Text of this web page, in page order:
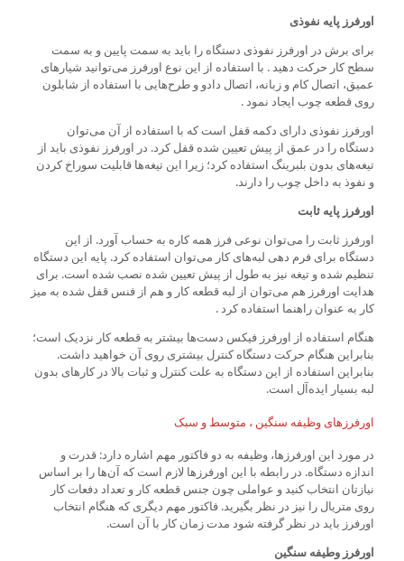
اورفرز پایه نفوذی
برای برش در اورفرز نفوذی دستگاه را باید به سمت پایین و به سمت
سطح کار حرکت دهید . با استفاده از این نوع اورفرز می‌توانید شیارهای
عمیق، اتصال کام و زبانه، اتصال دادو و طرح‌هایی با استفاده از شابلون
روی قطعه چوب ایجاد نمود .
اورفرز نفوذی دارای دکمه قفل است که با استفاده از آن می‌توان
دستگاه را در عمق از پیش تعیین شده قفل کرد. در اورفرز نفوذی باید از
تیغه‌های بدون بلبرینگ استفاده کرد؛ زیرا این تیغه‌ها قابلیت سوراخ کردن
و نفوذ به داخل چوب را دارند.
اورفرز پایه ثابت
اورفرز ثابت را می‌توان نوعی فرز همه کاره به حساب آورد. از این
دستگاه برای فرم دهی لبه‌های کار می‌توان استفاده کرد. پایه این دستگاه
تنظیم شده و تیغه نیز به طول از پیش تعیین شده نصب شده است. برای
هدایت اورفرز هم می‌توان از لبه قطعه کار و هم از فنس قفل شده به میز
کار به عنوان راهنما استفاده کرد .
هنگام استفاده از اورفرز فیکس دست‌ها بیشتر به قطعه کار نزدیک است؛
بنابراین هنگام حرکت دستگاه کنترل بیشتری روی آن خواهید داشت.
بنابراین استفاده از این دستگاه به علت کنترل و ثبات بالا در کارهای بدون
لبه بسیار ایده‌آل است.
اورفرزهای وظیفه سنگین ، متوسط و سبک
در مورد این اورفرزها، وظیفه به دو فاکتور مهم اشاره دارد: قدرت و
اندازه دستگاه. در رابطه با این اورفرزها لازم است که آن‌ها را بر اساس
نیازتان انتخاب کنید و عواملی چون جنس قطعه کار و تعداد دفعات کار
روی متریال را نیز در نظر بگیرید. فاکتور مهم دیگری که هنگام انتخاب
اورفرز باید در نظر گرفته شود مدت زمان کار با آن است.
اورفرز وطیفه سنگین